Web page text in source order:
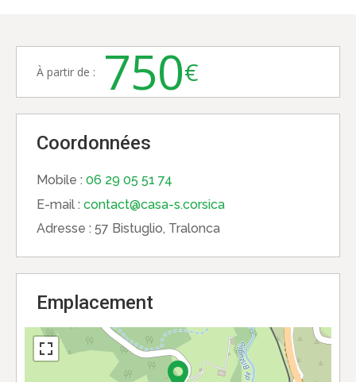
À partir de : 750€
Coordonnées
Mobile : 06 29 05 51 74
E-mail : contact@casa-s.corsica
Adresse : 57 Bistuglio, Tralonca
Emplacement